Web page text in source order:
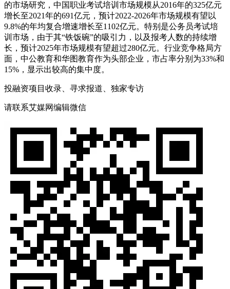
的市场研究，中国职业考试培训市场规模从2016年的325亿元
增长至2021年的691亿元，预计2022-2026年市场规模有望以
9.8%的年均复合增速增长至1102亿元。特别是公务员考试培
训市场，由于其“铁饭碗”的吸引力，以及报考人数的持续增
长，预计2025年市场规模有望超过280亿元。行业竞争格局方
面，中公教育和华图教育作为头部企业，市占率分别为33%和
15%，显示出较高的集中度。
投融资项目收录、寻求报道、独家专访
请联系艾媒网编辑微信